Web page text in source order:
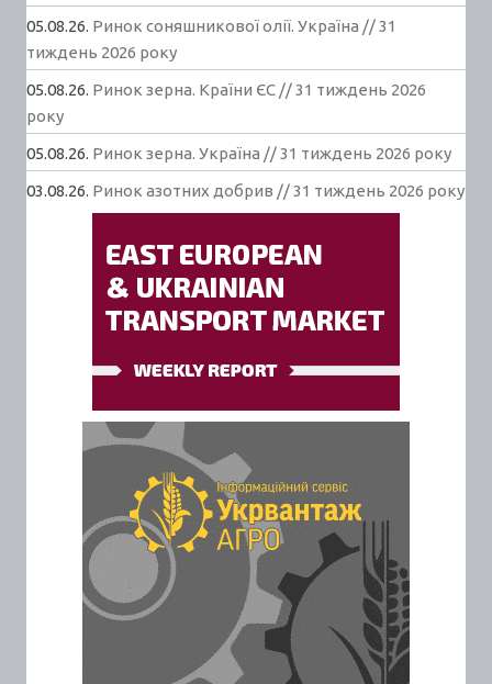
05.08.26. Ринок соняшникової олії. Україна // 31
тиждень 2026 року
05.08.26. Ринок зерна. Країни ЄС // 31 тиждень 2026
року
05.08.26. Ринок зерна. Україна // 31 тиждень 2026 року
03.08.26. Ринок азотних добрив // 31 тиждень 2026 року